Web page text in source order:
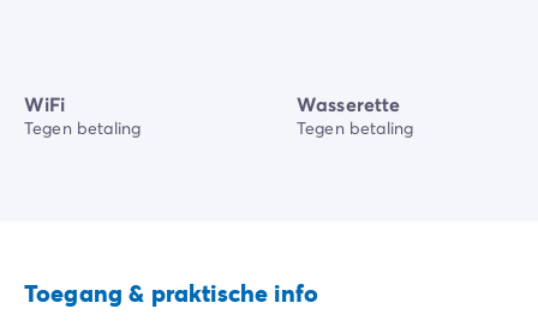
WiFi
Tegen betaling
Wasserette
Tegen betaling
Toegang & praktische info